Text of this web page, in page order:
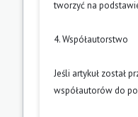
tworzyć na
4. Współautorstwo
Jeśli artykuł został
współautorów do